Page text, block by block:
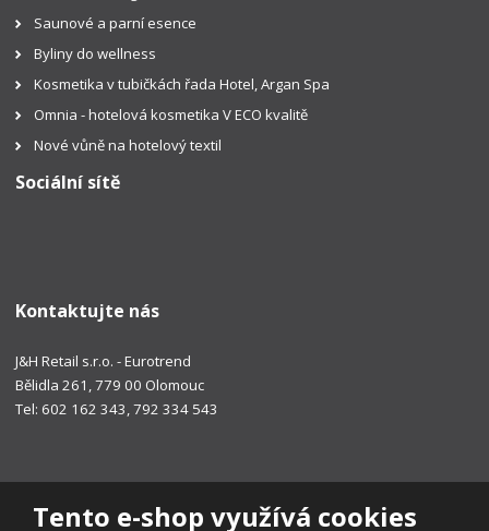
Tento e-shop využívá cookies
Saunové a parní esence
Byliny do wellness
Kosmetika v tubičkách řada Hotel, Argan Spa
Omnia - hotelová kosmetika V ECO kvalitě
Nové vůně na hotelový textil
Sociální sítě
Kontaktujte nás
J&H Retail s.r.o. - Eurotrend
Bělidla 261, 779 00 Olomouc
Tel: 602 162 343, 792 334 543